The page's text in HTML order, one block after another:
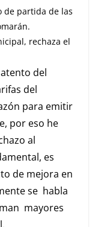
de partida de las
rechaza el
del
del
para emitir
por eso he
al
es
de mejora en
se habla
mayores